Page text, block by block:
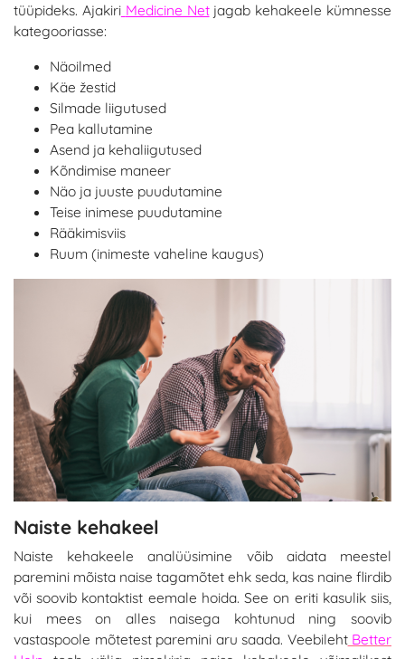
tüüpideks. Ajakiri Medicine Netjagab kehakeele kümnesse
kategooriasse:
Näoilmed
Käe žestid
Silmade liigutused
Pea kallutamine
Asend ja kehaliigutused
Kõndimise maneer
Näo ja juuste puudutamine
Teise inimese puudutamine
Rääkimisviis
Ruum (inimeste vaheline kaugus)
Naiste kehakeel
Naiste kehakeele analüüsimine võib aidata meestel
paremini mõista naise tagamõtet ehk seda, kas naine flirdib
või soovib kontaktist eemale hoida. See on eriti kasulik siis,
kui mees on alles naisega kohtunud ning soovib
vastaspoole mõtetest paremini aru saada. Veebileht Better